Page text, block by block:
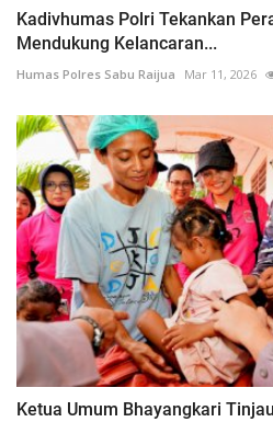
Kadivhumas Polri Tekankan
Mendukung Kelancaran...
Humas Polres Sabu Raijua Mar 11, 2026
Ketua Umum Bhayangkari